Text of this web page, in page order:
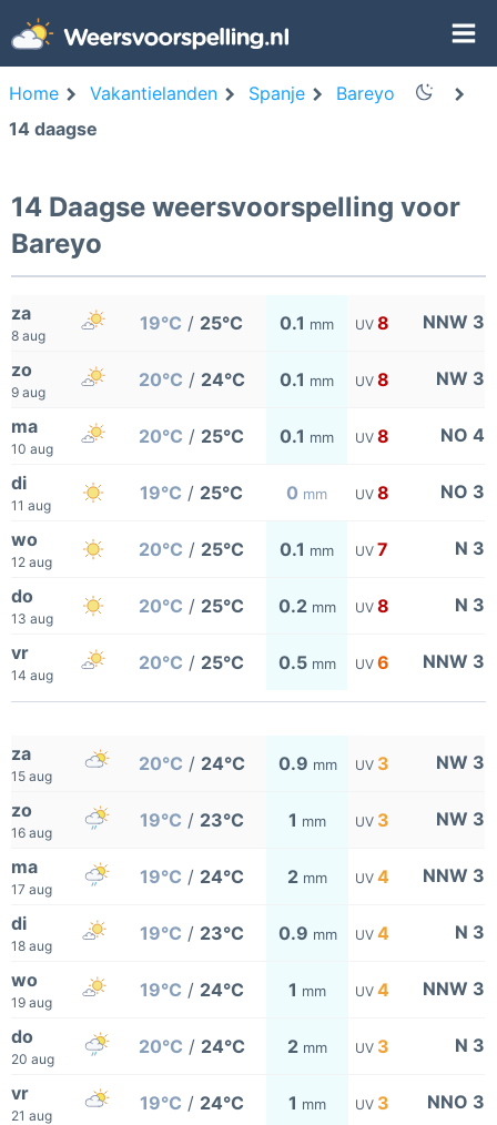
Home Vakantielanden Spanje
Bareyo
14 daagse
14 Daagse weersvoorspelling voor
Bareyo
za
8 aug
19°C / 25°C 0.1 mm UV 8 NNW 3
zo
9 aug
20°C / 24°C 0.1 mm UV 8 NW 3
ma
10 aug
20°C / 25°C 0.1 mm UV 8 NO 4
di
11 aug
19°C / 25°C 0 mm UV 8 NO 3
wo
12 aug
20°C / 25°C 0.1 mm UV 7 N 3
do
13 aug
20°C / 25°C 0.2 mm UV 8 N 3
vr
14 aug
20°C / 25°C 0.5 mm UV 6 NNW 3
za
15 aug
20°C / 24°C 0.9 mm UV 3 NW 3
zo
16 aug
19°C / 23°C 1 mm UV 3 NW 3
ma
17 aug
19°C / 24°C 2 mm UV 4 NNW 3
di
18 aug
19°C / 23°C 0.9 mm UV 4 N 3
wo
19 aug
19°C / 24°C 1 mm UV 4 NNW 3
do
20 aug
20°C / 24°C 2 mm UV 3 N 3
vr
21 aug
19°C / 24°C 1 mm UV 3 NNO 3